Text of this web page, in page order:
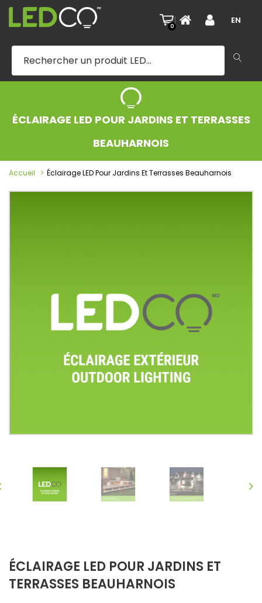
0
| EN
ÉCLAIRAGE LED POUR JARDINS ET TERRASSES
BEAUHARNOIS
Accueil Éclairage LED Pour Jardins Et Terrasses Beauharnois
ÉCLAIRAGE LED POUR JARDINS ET
TERRASSES BEAUHARNOIS